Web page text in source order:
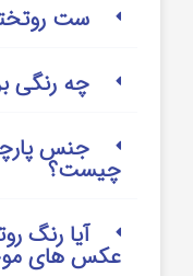
ست
چه رنگی
جنس
چیست؟
آیا رنگ
عکس های